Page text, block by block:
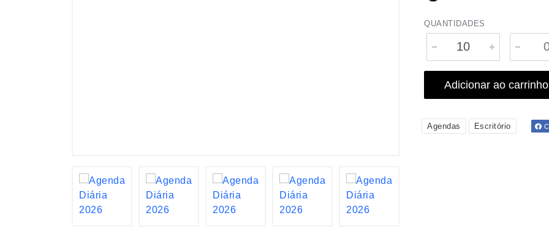
QUANTIDADES
Adicionar ao carrinho
Agendas Escritório